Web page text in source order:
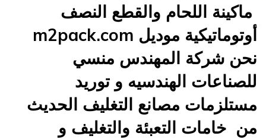
ماكينة اللحام والقطع النصف
أوتوماتيكية موديل m2pack.com
نحن شركة المهندس منسي
للصناعات الهندسيه و توريد
مستلزمات مصانع التغليف الحديث
من خامات التعبئة والتغليف و